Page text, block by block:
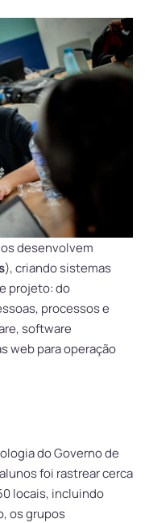
desenvolvem
), criando sistemas
projeto: do
processos e
software
web para operação
do Governo de
foi rastrear cerca
locais, incluindo
os grupos